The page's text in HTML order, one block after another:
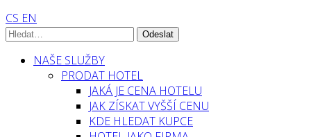
CS EN
NAŠE SLUŽBY
PRODAT HOTEL
JAKÁ JE CENA HOTELU
JAK ZÍSKAT VYŠŠÍ CENU
KDE HLEDAT KUPCE